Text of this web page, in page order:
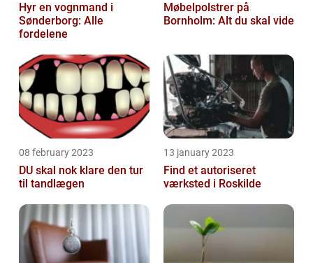
Hyr en vognmand i
Sønderborg: Alle
fordelene
Møbelpolstrer på
Bornholm: Alt du skal vide
08 february 2023
DU skal nok klare den tur
til tandlægen
13 january 2023
Find et autoriseret
værksted i Roskilde